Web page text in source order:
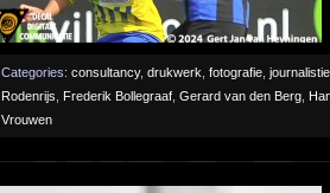
Categories: consultancy, drukwerk fotografie
Rodenrijs
Frederik Bollegraaf Gerard van den Berg
Vrouwen